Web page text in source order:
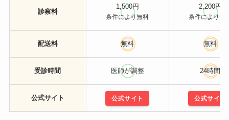
診察料
1,500円
条件により無料
2,200円
条件により無
配送料 無料 無料
受診時間 医師が調整 24時間
公式サイト 公式サイト 公式サイト